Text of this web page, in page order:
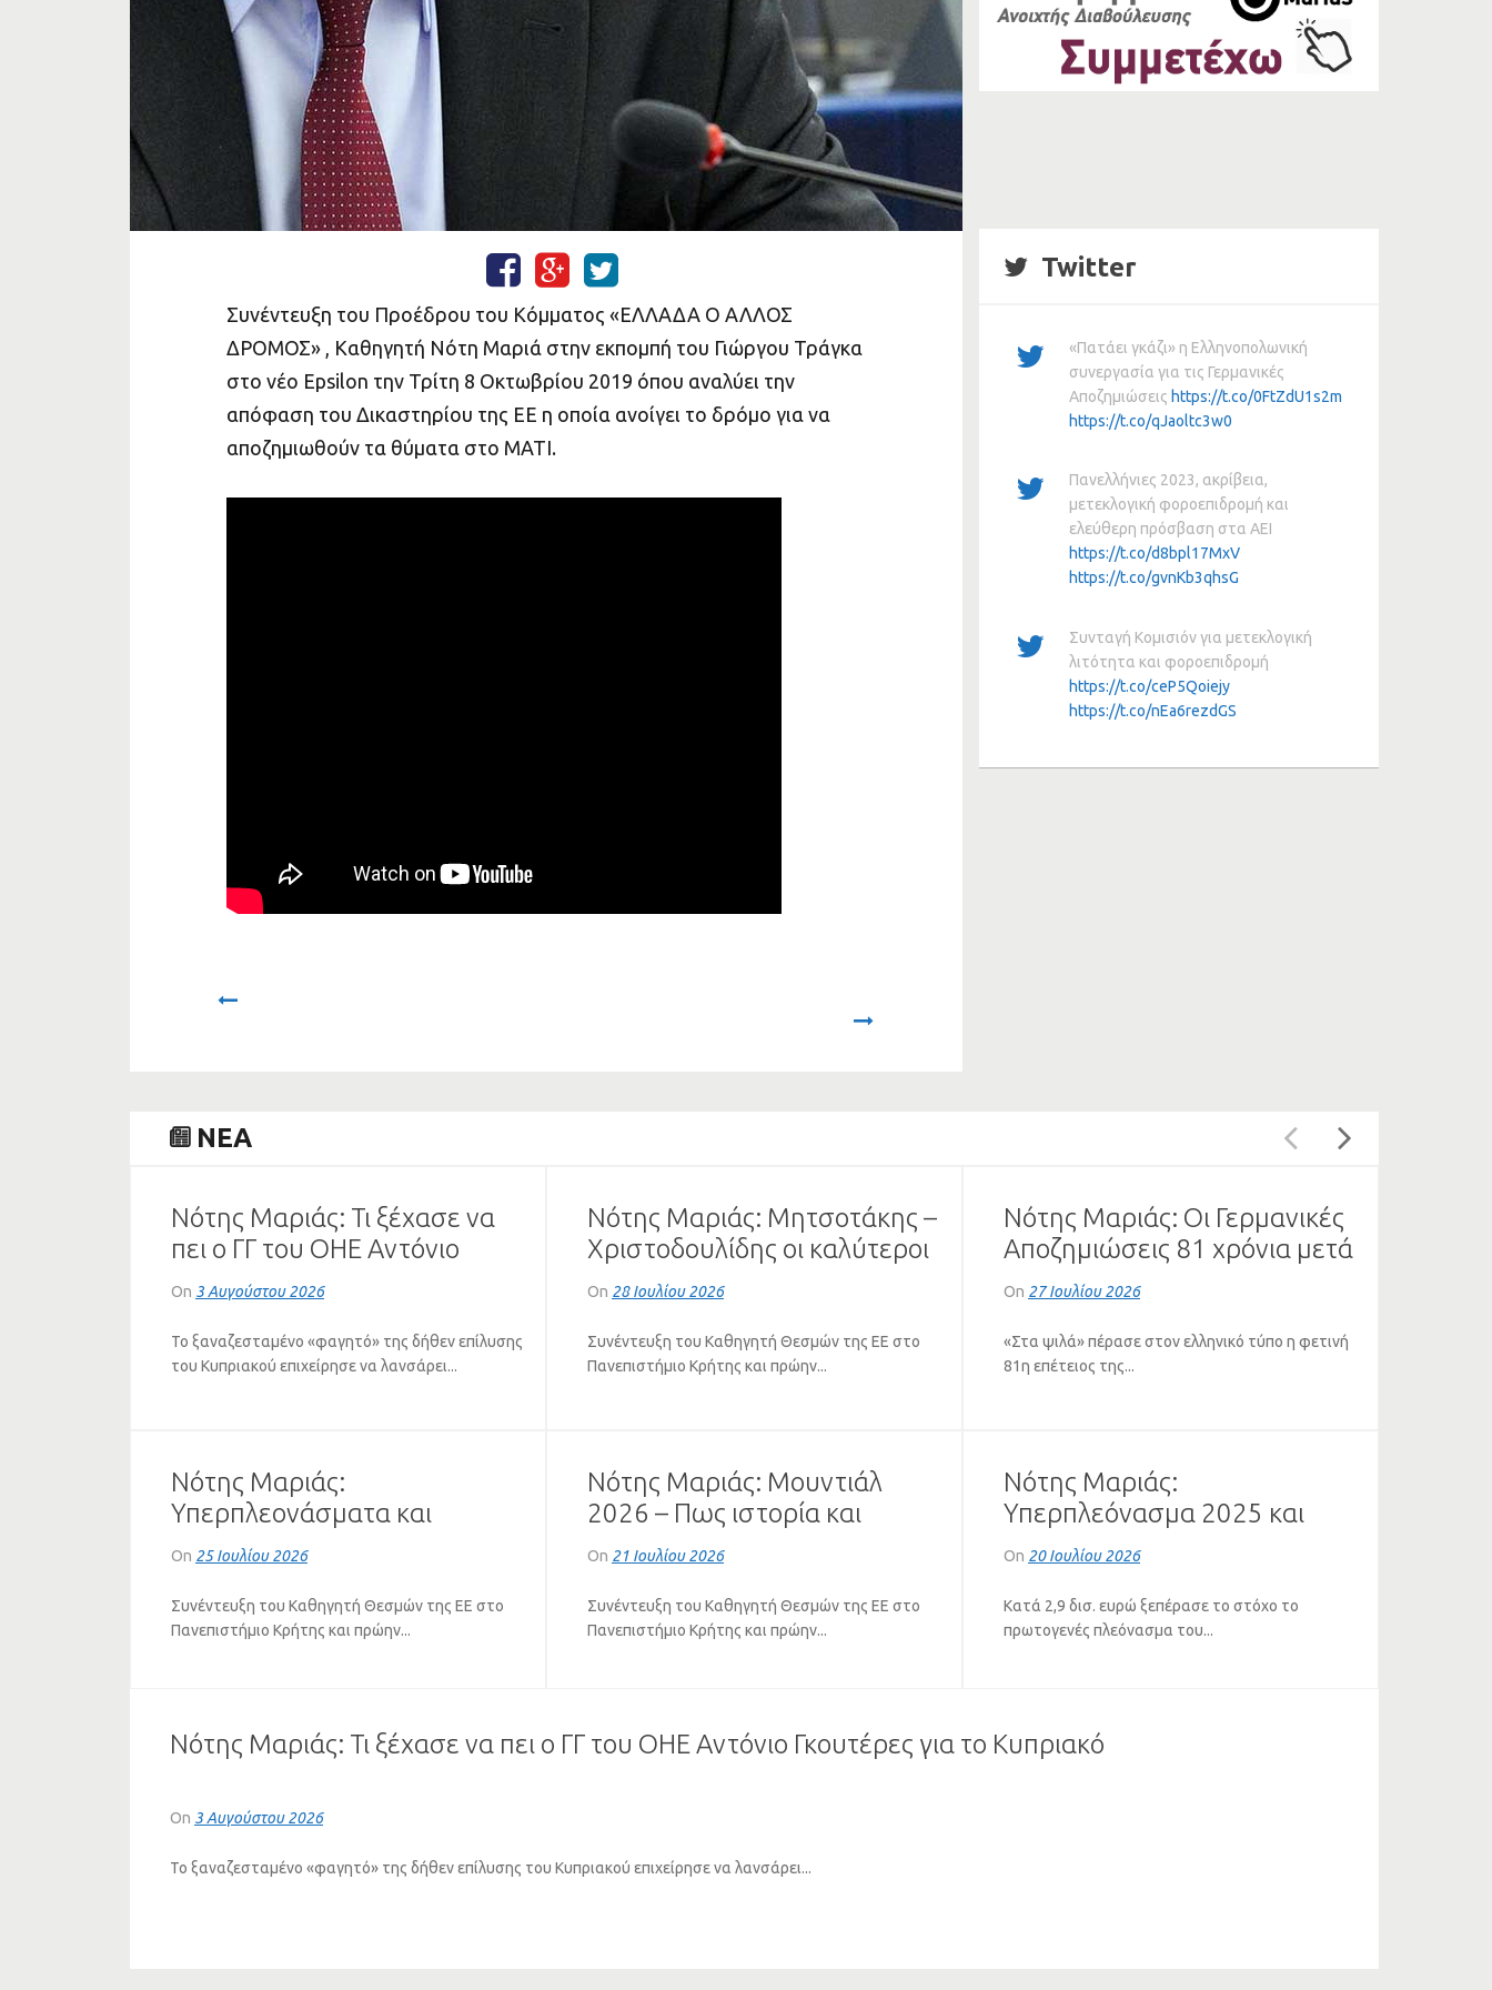
ΔΡΟΜΟ
Συνέντευξη του Προέδρου του Κόμματος «ΕΛΛΑΔΑ Ο ΑΛΛΟΣ
ΔΡΟΜΟΣ» , Καθηγητή Νότη Μαριά στην εκπομπή του Γιώργου Τράγκα
στο νέο Epsilon την Τρίτη 8 Οκτωβρίου 2019 όπου αναλύει την
απόφαση του Δικαστηρίου της ΕΕ η οποία ανοίγει το δρόμο για να
αποζημιωθούν τα θύματα στο ΜΑΤΙ.
Twitter
«Πατάει γκάζι» η Ελληνοπολωνική
συνεργασία για τις Γερμανικές
Αποζημιώσεις https://t.co/0FtZdU1s2m
https://t.co/qJaoltc3w0
Πανελλήνιες 2023, ακρίβεια,
μετεκλογική φοροεπιδρομή και
ελεύθερη πρόσβαση στα ΑΕΙ
https://t.co/d8bpl17MxV
https://t.co/gvnKb3qhsG
Συνταγή Κομισιόν για μετεκλογική
λιτότητα και φοροεπιδρομή
https://t.co/ceP5Qoiejy
https://t.co/nEa6rezdGS
ANEA
Νότης Μαριάς: Τι ξέχασε να
πει ο ΓΓ του ΟΗΕ Αντόνιο
Γκουτέρες για το Κυπριακό
On 3 Αυγούστου 2026
Το ξαναζεσταμένο «φαγητό» της δήθεν επίλυσης
του Κυπριακού επιχείρησε να λανσάρει...
Νότης Μαριάς: Μητσοτάκης –
Χριστοδουλίδης οι καλύτεροι
πελάτες του Ερντογάν
On 28 Ιουλίου 2026
Συνέντευξη του Καθηγητή Θεσμών της ΕΕ στο
Πανεπιστήμιο Κρήτης και πρώην...
Νότης Μαριάς: Οι Γερμανικές
Αποζημιώσεις 81 χρόνια μετά
τη Διάσκεψη του Πότσνταμ
On 27 Ιουλίου 2026
«Στα ψιλά» πέρασε στον ελληνικό τύπο η φετινή
81η επέτειος της...
Νότης Μαριάς:
Υπερπλεονάσματα και
Πλειστηριασμοί – Η Τεράστια
Οικονομίας (ΗΧΗΤΙΚΟ)
On 25 Ιουλίου 2026
Συνέντευξη του Καθηγητή Θεσμών της ΕΕ στο
Πανεπιστήμιο Κρήτης και πρώην...
Νότης Μαριάς: Μουντιάλ
2026 – Πως ιστορία και
πολιτική «έπαιξαν μπάλα»
On 21 Ιουλίου 2026
Συνέντευξη του Καθηγητή Θεσμών της ΕΕ στο
Πανεπιστήμιο Κρήτης και πρώην...
Νότης Μαριάς:
Υπερπλεόνασμα 2025 και
κόκκινα στεγαστικά δάνεια
On 20 Ιουλίου 2026
Κατά 2,9 δισ. ευρώ ξεπέρασε το στόχο το
πρωτογενές πλεόνασμα του...
Ο Νότης Μαριάς για το
των φοιτητών (ΗΧΗΤΙΚΟ)
On 19 Ιουλίου 2026
Ο Νότης Μαριάς Πανεπιστημιακός και πρώην
Ο Νότης Μαριάς για ΝΑΤΟ-
Συνέντευξη του Καθηγητή Θεσμών της ΕΕ στο
Νότης Μαριάς: Το ψέμα
Νότης Μαριάς: Τι ξέχασε να πει ο ΓΓ του ΟΗΕ Αντόνιο Γκουτέρες για το Κυπριακό
On 3 Αυγούστου 2026
Το ξαναζεσταμένο «φαγητό» της δήθεν επίλυσης του Κυπριακού επιχείρησε να λανσάρει...